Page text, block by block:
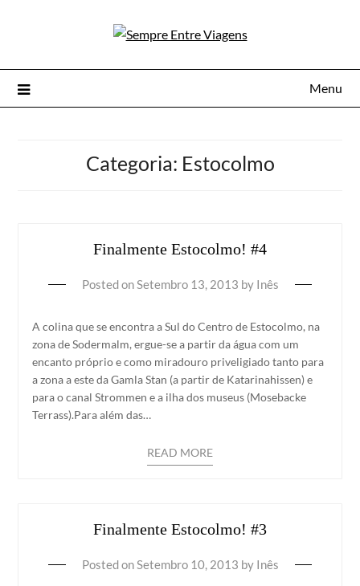
Menu
Categoria: Estocolmo
Finalmente Estocolmo! #4
Posted onSetembro 13, 2013 by Inês
A colina que se encontra a Sul do Centro de Estocolmo, na
zona de Sodermalm, ergue-se a partir da água com um
encanto próprio e como miradouro priveligiado tanto para
a zona a este da Gamla Stan (a partir de Katarinahissen) e
para o canal Strommen e a ilha dos museus (Mosebacke
Terrass).Para além das…
READ MORE
Finalmente Estocolmo! #3
Posted onSetembro 10, 2013 by Inês